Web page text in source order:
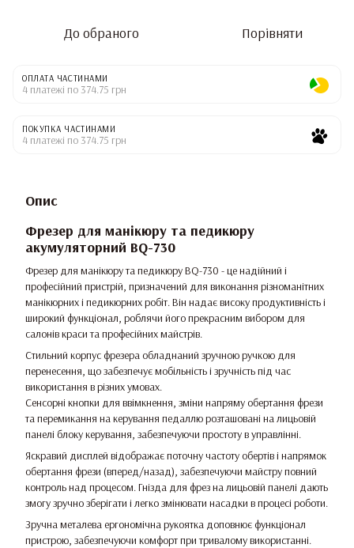
До обраного Порівняти
ОПЛАТА ЧАСТИНАМИ
4 платежі по 374.75 грн
ПОКУПКА ЧАСТИНАМИ
4 платежі по 374.75 грн
Опис
Фрезер для манікюру та педикюру
акумуляторний BQ-730
Фрезер для манікюру та педикюру BQ-730 - це надійний і
професійний пристрій, призначений для виконання різноманітних
манікюрних і педикюрних робіт. Він надає високу продуктивність і
широкий функціонал, роблячи його прекрасним вибором для
салонів краси та професійних майстрів.
Стильний корпус фрезера обладнаний зручною ручкою для
перенесення, що забезпечує мобільність і зручність під час
використання в різних умовах.
Сенсорні кнопки для ввімкнення, зміни напряму обертання фрези
та перемикання на керування педаллю розташовані на лицьовій
панелі блоку керування, забезпечуючи простоту в управлінні.
Яскравий дисплей відображає поточну частоту обертів і напрямок
обертання фрези (вперед/назад), забезпечуючи майстру повний
контроль над процесом. Гнізда для фрез на лицьовій панелі дають
змогу зручно зберігати і легко змінювати насадки в процесі роботи.
Зручна металева ергономічна рукоятка доповнює функціонал
пристрою, забезпечуючи комфорт при тривалому використанні.